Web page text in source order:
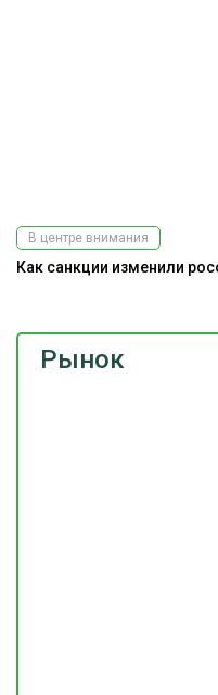
Рынок
В центре внимания
Как санкции изменили